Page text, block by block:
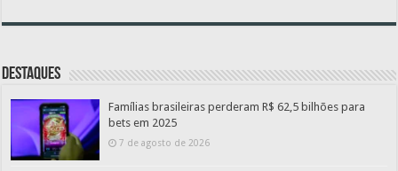
Destaques
Famílias brasileiras perderam R$ 62,5 bilhões para
bets em 2025
7 de agosto de 2026